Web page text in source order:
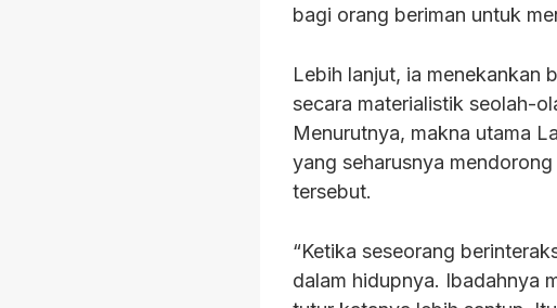
bagi orang beriman untuk
Lebih lanjut, ia menekankan
secara materialistik seolah-
Menurutnya, makna utama
yang seharusnya
tersebut.
“Ketika seseorang
dalam hidupnya. Ibadahnya